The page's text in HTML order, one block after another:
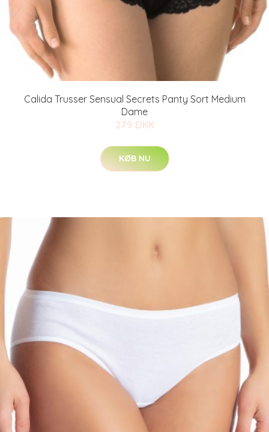
Calida Trusser Sensual Secrets Panty Sort Medium
Dame
279 DKK
KØB NU